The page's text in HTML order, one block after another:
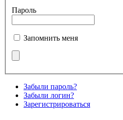
Пароль
Запомнить меня
Забыли пароль?
Забыли логин?
Зарегистрироваться